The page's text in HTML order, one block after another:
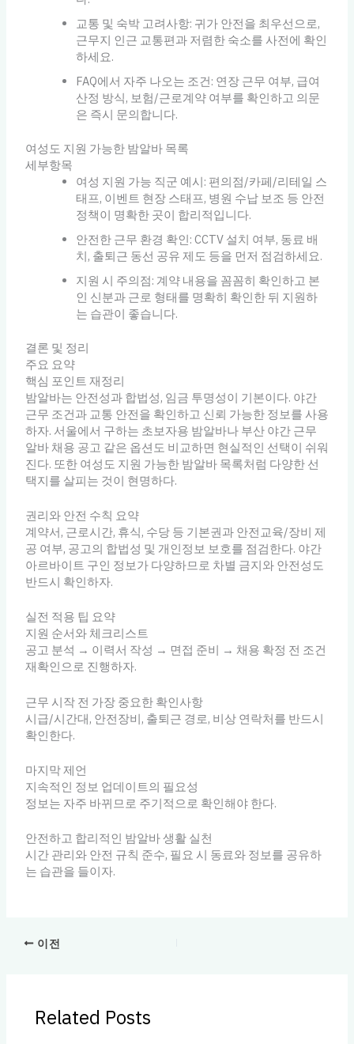
교통 및 숙박 고려사항: 귀가 안전을 최우선으로,
근무지 인근 교통편과 저렴한 숙소를 사전에 확인
하세요.
FAQ에서 자주 나오는 조건: 연장 근무 여부, 급여
산정 방식, 보험/근로계약 여부를 확인하고 의문
은 즉시 문의합니다.
여성도 지원 가능한 밤알바 목록
세부항목
여성 지원 가능 직군 예시: 편의점/카페/리테일 스
태프, 이벤트 현장 스태프, 병원 수납 보조 등 안전
정책이 명확한 곳이 합리적입니다.
안전한 근무 환경 확인: CCTV 설치 여부, 동료 배
치, 출퇴근 동선 공유 제도 등을 먼저 점검하세요.
지원 시 주의점: 계약 내용을 꼼꼼히 확인하고 본
인 신분과 근로 형태를 명확히 확인한 뒤 지원하
는 습관이 좋습니다.
결론 및 정리
주요 요약
핵심 포인트 재정리
밤알바는 안전성과 합법성, 임금 투명성이 기본이다. 야간
근무 조건과 교통 안전을 확인하고 신뢰 가능한 정보를 사용
하자. 서울에서 구하는 초보자용 밤알바나 부산 야간 근무
알바 채용 공고 같은 옵션도 비교하면 현실적인 선택이 쉬워
진다. 또한 여성도 지원 가능한 밤알바 목록처럼 다양한 선
택지를 살피는 것이 현명하다.
권리와 안전 수칙 요약
계약서, 근로시간, 휴식, 수당 등 기본권과 안전교육/장비 제
공 여부, 공고의 합법성 및 개인정보 보호를 점검한다. 야간
아르바이트 구인 정보가 다양하므로 차별 금지와 안전성도
반드시 확인하자.
실전 적용 팁 요약
지원 순서와 체크리스트
공고 분석 → 이력서 작성 → 면접 준비 → 채용 확정 전 조건
재확인으로 진행하자.
근무 시작 전 가장 중요한 확인사항
시급/시간대, 안전장비, 출퇴근 경로, 비상 연락처를 반드시
확인한다.
마지막 제언
지속적인 정보 업데이트의 필요성
정보는 자주 바뀌므로 주기적으로 확인해야 한다.
안전하고 합리적인 밤알바 생활 실천
시간 관리와 안전 규칙 준수, 필요 시 동료와 정보를 공유하
는 습관을 들이자.
이전
Related Posts